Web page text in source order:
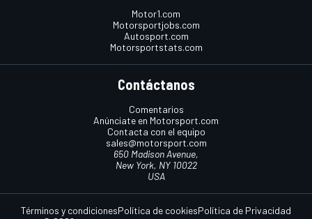
Motor1.com
Motorsportjobs.com
Autosport.com
Motorsportstats.com
Contáctanos
Comentarios
Anúnciate en Motorsport.com
Contacta con el equipo
sales@motorsport.com
650 Madison Avenue,
New York, NY 10022
USA
Términos y condicionesPolítica de cookiesPolítica de Privacidad